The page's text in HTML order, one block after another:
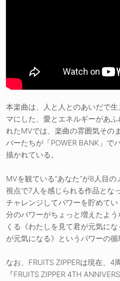
本楽曲は、人と人とのあいだで生
マにした、愛とエネルギーがあ
れたMVでは、楽曲の雰囲気その
バーたちが「POWER BANK」で
描かれている。
MVを観ている“あなた”が8人目
視点で7人を感じられる作品とな
チャレンジしてパワーを貯めて
分のパワーがちょっと増えたよ
くる《わたしを見て君が元気に
が元気になる》というパワーの循
なお、FRUITS ZIPPERは現在、4
『FRUITS ZIPPER 4TH